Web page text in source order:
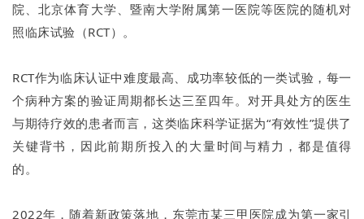
院、北京体育大学、暨南大学附属第一医院等医院的随机对
照临床试验（RCT）。
RCT作为临床认证中难度最高、成功率较低的一类试验，每一
个病种方案的验证周期都长达三至四年。对开具处方的医生
与期待疗效的患者而言，这类临床科学证据为“有效性”提供了
关键背书，因此前期所投入的大量时间与精力，都是值得
的。
2022年，随着新政策落地，东莞市某三甲医院成为第一家引